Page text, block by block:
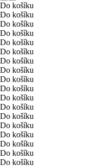
Do košíku
Do košíku
Do košíku
Do košíku
Do košíku
Do košíku
Do košíku
Do košíku
Do košíku
Do košíku
Do košíku
Do košíku
Do košíku
Do košíku
Do košíku
Do košíku
Do košíku
Do košíku